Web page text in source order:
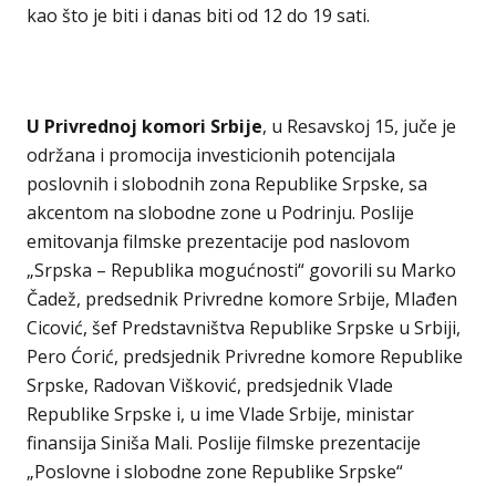
kao što je biti i danas biti od 12 do 19 sati.
U Privrednoj komori Srbije, u Resavskoj 15, juče je
održana i promocija investicionih potencijala
poslovnih i slobodnih zona Republike Srpske, sa
akcentom na slobodne zone u Podrinju. Poslije
emitovanja filmske prezentacije pod naslovom
„Srpska – Republika mogućnosti“ govorili su Marko
Čadež, predsednik Privredne komore Srbije, Mlađen
Cicović, šef Predstavništva Republike Srpske u Srbiji,
Pero Ćorić, predsjednik Privredne komore Republike
Srpske, Radovan Višković, predsjednik Vlade
Republike Srpske i, u ime Vlade Srbije, ministar
finansija Siniša Mali. Poslije filmske prezentacije
„Poslovne i slobodne zone Republike Srpske“